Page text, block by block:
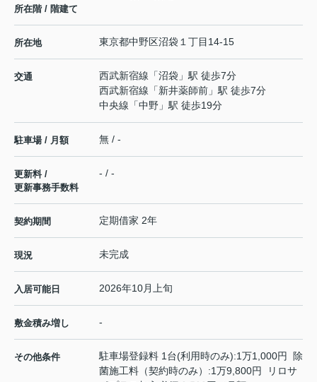
所在階 / 階建て
所在地 東京都中野区沼袋 １丁目14-15
交通 西武新宿線 「沼袋 」駅 徒歩7分
西武新宿線 「新井薬師前 」駅 徒歩7分
中央線 「中野 」駅 徒歩19分
駐車場 / 月額 無 / -
更新料 /
更新事務手数料
- / -
契約期間 定期借家 2年
現況 未完成
入居可能日 2026年10月上旬
敷金積み増し -
その他条件
駐車場登録料 1台(利用時のみ):1万1,000円 除
菌施工料（契約時のみ）:1万9,800円 リロサ